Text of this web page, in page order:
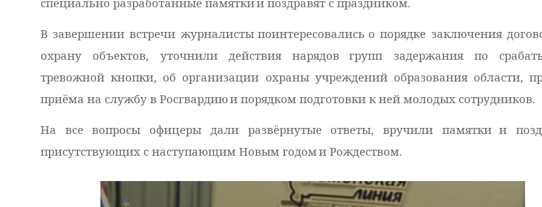
В завершении встречи журналисты поинтересовались о порядке заключения
охрану объектов, уточнили действия нарядов
групп задержания по
тревожной кнопки, об организации охраны учреждений образования области,
приёма на службу в Росгвардиюи порядком подготовки к ней молодых сотрудников.
На все вопросы офицеры дали развёрнутые ответы, вручили памятки и
присутствующих с наступающим Новым годоми Рождеством.